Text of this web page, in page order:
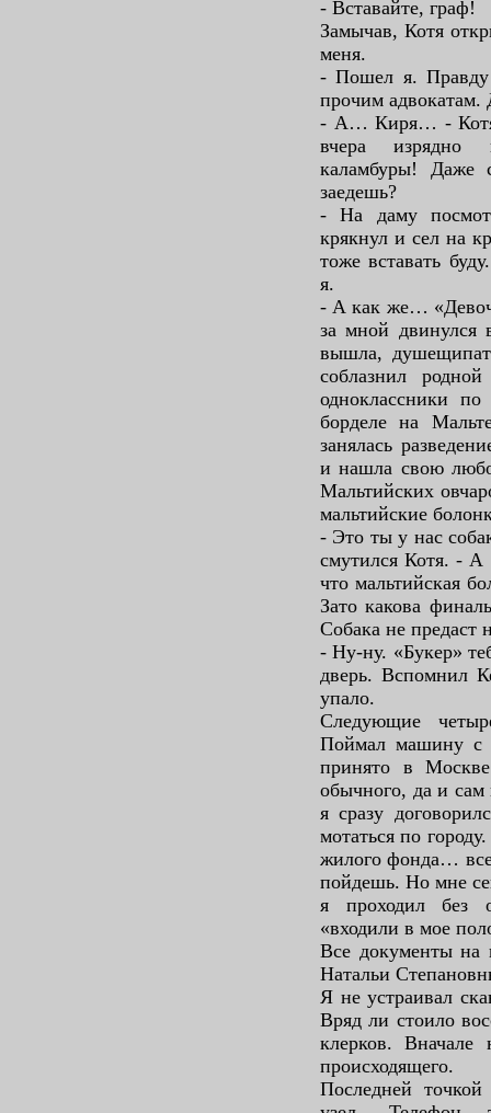
- Вставайте, граф!
Замычав, Котя
меня.
- Пошел я. Правду
прочим адвокатам.
- А… Киря… - Котя
вчера изрядно
каламбуры! Даже
заедешь?
- На даму
крякнул и сел на
тоже вставать
я.
- А как же…
за мной двинулся
вышла,
соблазнил
одноклассники
борделе на
занялась
и нашла свою
Мальтийских
мальтийские
- Это ты у нас
смутился Котя. - А
что мальтийская
Зато какова
Собака не предаст
- Ну-ну. «Букер»
дверь. Вспомнил
упало.
Следующие
Поймал машину с
принято в
обычного, да и сам
я сразу
мотаться по
жилого фонда…
пойдешь. Но мне
я проходил без
«входили в мое
Все документы на
Натальи
Я не устраивал
Вряд ли стоило
клерков. Вначале
происходящего.
Последней